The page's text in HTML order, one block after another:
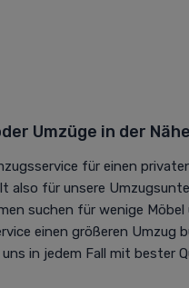
Umzüge in der Nähe
für einen
also für unsere
suchen für wenige
einen größeren Umzug
in jedem Fall mit bester